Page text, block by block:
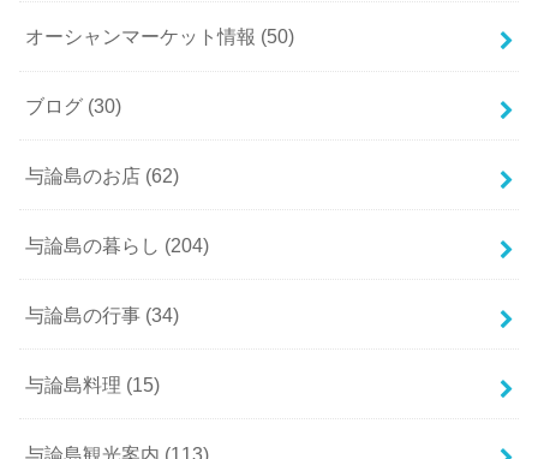
オーシャンマーケット情報 (50)
ブログ (30)
与論島のお店 (62)
与論島の暮らし (204)
与論島の行事 (34)
与論島料理 (15)
与論島観光案内 (113)